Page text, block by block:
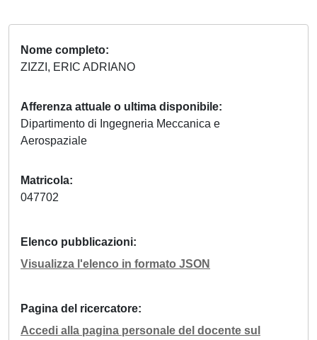
Nome completo
ZIZZI, ERIC ADRIANO
Afferenza attuale o ultima disponibile
Dipartimento di Ingegneria Meccanica e
Aerospaziale
Matricola
047702
Elenco pubblicazioni
Visualizza l'elenco in formato JSON
Pagina del ricercatore
Accedi alla pagina personale del docente sul